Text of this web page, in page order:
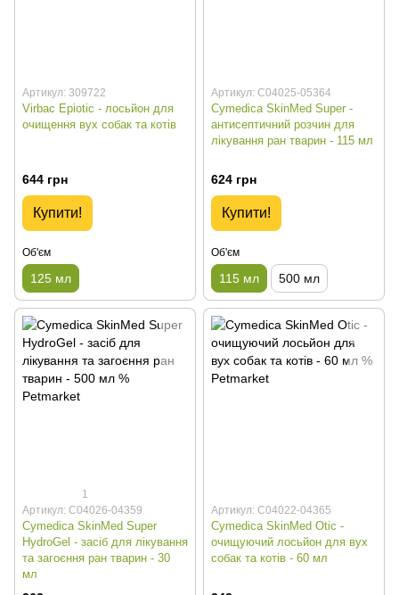
Артикул: 309722
Virbac Epiotic - лосьйон для
очищення вух собак та котів
644 грн
Купити!
Об'єм
125 мл
Артикул: C04025-05364
Cymedica SkinMed Super -
антисептичний розчин для
лікування ран тварин - 115 мл
624 грн
Купити!
Об'єм
115 мл 500 мл
1
Артикул: C04026-04359
Cymedica SkinMed Super
HydroGel - засіб для лікування
та загоєння ран тварин - 30
мл
Артикул: C04022-04365
Cymedica SkinMed Otic -
очищуючий лосьйон для вух
собак та котів - 60 мл